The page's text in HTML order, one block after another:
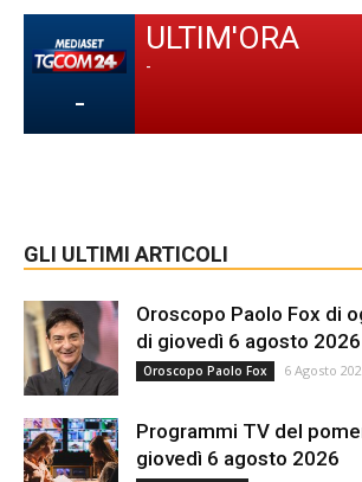
-
ULTIM'ORA
-
GLI ULTIMI ARTICOLI
Oroscopo Paolo Fox di
di giovedì 6 agosto 2026
Oroscopo Paolo Fox 6 Agosto
Programmi TV del
giovedì 6 agosto 2026